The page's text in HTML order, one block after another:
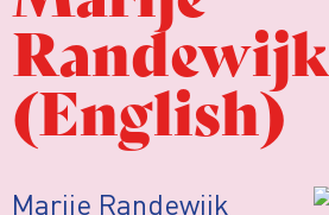
Randewijk
(English)
Marije Randewijk